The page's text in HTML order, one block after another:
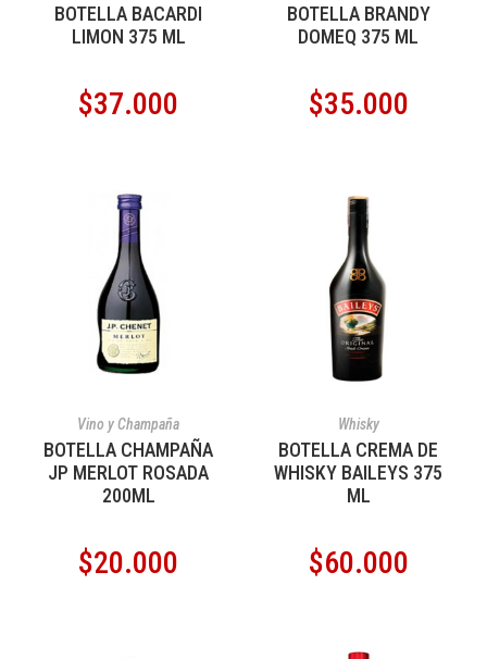
BOTELLA BACARDI
LIMON 375 ML
$37.000
BOTELLA BRANDY
DOMEQ 375 ML
$35.000
Vino y Champaña
BOTELLA CHAMPAÑA
JP MERLOT ROSADA
200ML
$20.000
Whisky
BOTELLA CREMA DE
WHISKY BAILEYS 375
ML
$60.000